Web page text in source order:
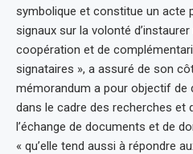
symbolique et constitue un acte
signaux sur la volonté
coopération et de
signataires », a assuré de son
mémorandum a pour objectif de
dans le cadre des recherches et
l’échange de documents et de
« qu’elle tend aussi à répondre